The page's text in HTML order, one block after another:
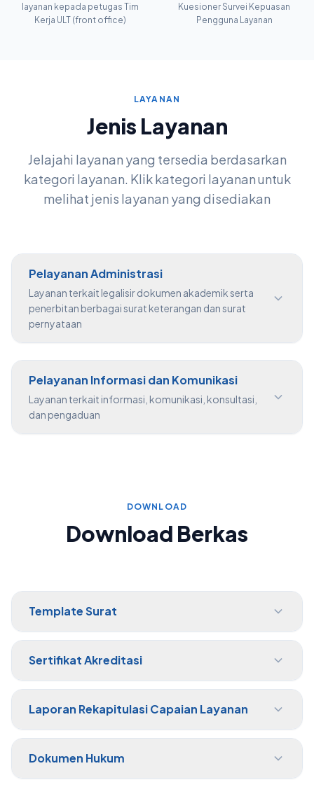
layanan kepada petugas Tim
Kerja ULT (front office)
Kuesioner Survei Kepuasan
Pengguna Layanan
LAYANAN
Jenis Layanan
Jelajahi layanan yang tersedia berdasarkan
kategori layanan. Klik kategori layanan untuk
melihat jenis layanan yang disediakan
Pelayanan Administrasi
Layanan terkait legalisir dokumen akademik serta
penerbitan berbagai surat keterangan dan surat
pernyataan
Pelayanan Informasi dan Komunikasi
Layanan terkait informasi, komunikasi, konsultasi,
dan pengaduan
DOWNLOAD
Download Berkas
Template Surat
Sertifikat Akreditasi
Laporan Rekapitulasi Capaian Layanan
Dokumen Hukum